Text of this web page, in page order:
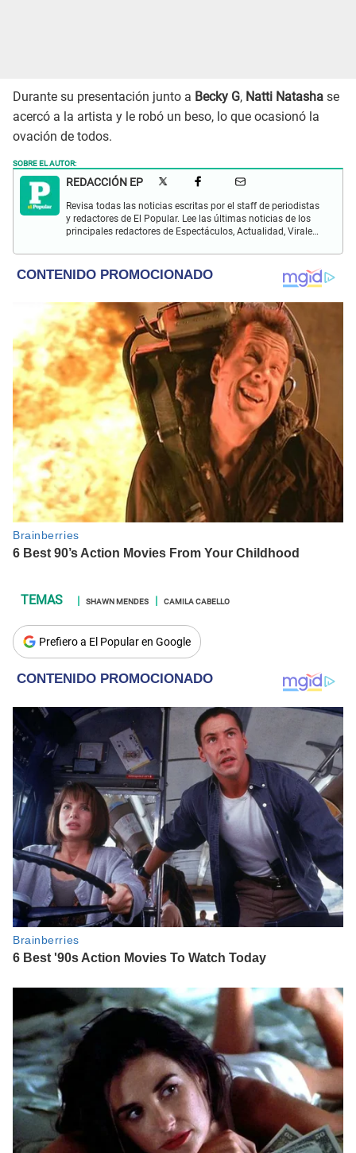
Durante su presentación junto a Becky G, Natti Natasha se
acercó a la artista y le robó un beso, lo que ocasionó la
ovación de todos.
SOBRE EL AUTOR:
REDACCIÓN EP
Revisa todas las noticias escritas por el staff de periodistas
y redactores de El Popular. Lee las últimas noticias de los
principales redactores de Espectáculos, Actualidad, Virales,
SHAWN MENDES CAMILA CABELLO
Prefiero a El Popular en Google